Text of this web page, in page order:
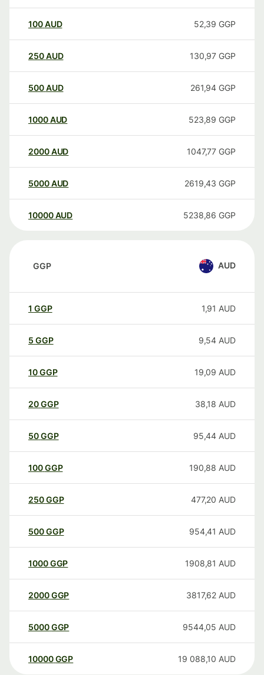
100AUD 52,39 GGP
250AUD 130,97 GGP
500AUD 261,94 GGP
1000AUD 523,89 GGP
2000AUD 1047,77 GGP
5000AUD 2619,43 GGP
10000 AUD 5238,86 GGP
GGP AUD
1 GGP 1,91 AUD
5 GGP 9,54 AUD
10GGP 19,09 AUD
20GGP 38,18 AUD
50GGP 95,44 AUD
100GGP 190,88 AUD
250GGP 477,20 AUD
500GGP 954,41 AUD
1000GGP 1908,81 AUD
2000GGP 3817,62 AUD
5000GGP 9544,05 AUD
10000 GGP 19 088,10 AUD